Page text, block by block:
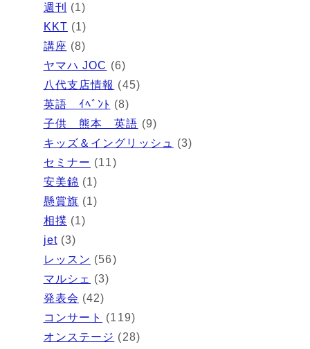
週刊
(1)
KKT (1)
講座 (8)
ヤマハ JOC (6)
八代支店情報 (45)
英語 ｲﾍﾞﾝﾄ (8)
子供 熊本 英語 (9)
キッズ＆イングリッシュ
(3)
セミナー (11)
安美錦 (1)
懸賞旗 (1)
相撲 (1)
jet(3)
レッスン (56)
マルシェ (3)
発表会 (42)
コンサート
(119)
オンステージ (28)